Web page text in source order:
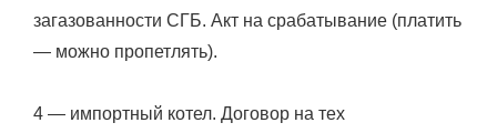
загазованности СГБ. Акт на срабатывание (платить
— можно пропетлять).
4 — импортный котел. Договор на тех